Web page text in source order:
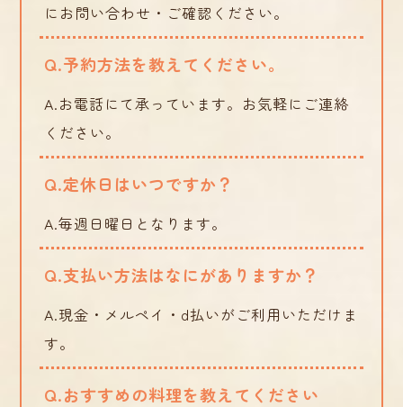
にお問い合わせ・ご確認ください。
Q.予約方法を教えてください。
A.お電話にて承っています。お気軽にご連絡
ください。
Q.定休日はいつですか？
A.毎週日曜日となります。
Q.支払い方法はなにがありますか？
A.現金・メルペイ・d払いがご利用いただけま
す。
Q.おすすめの料理を教えてください